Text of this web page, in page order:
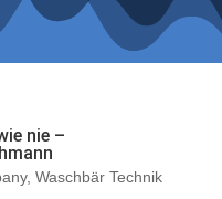
nie –
, Waschbär Technik